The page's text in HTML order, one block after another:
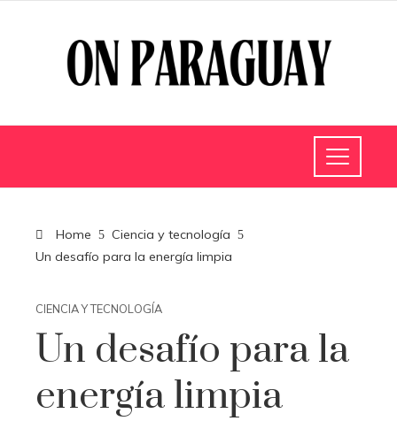
Home
Ciencia y tecnología
Un desafío para la energía limpia
CIENCIA Y TECNOLOGÍA
Un desafío para la
energía limpia